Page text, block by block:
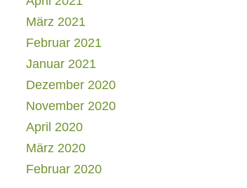
März 2021
Februar 2021
Januar 2021
Dezember 2020
November 2020
April 2020
März 2020
Februar 2020